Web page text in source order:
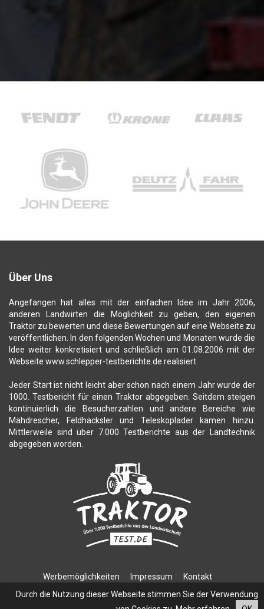
Über Uns
Angefangen hat alles mit der einfachen Idee im Jahr 2006,
anderen Landwirten die Möglichkeit zu geben, den eigenen
Traktor zu bewerten und diese Bewertungen auf eine Webseite zu
veröffentlichen. In den folgenden Wochen und Monaten wurde die
Idee weiter konkretisiert und schließlich am 01.08.2006 mit der
Webseite www.schlepper-testberichte.de realisiert.
Jeder Start ist nicht leicht aber schon nach einem Jahr wurde der
1000. Testbericht für einen Traktor abgegeben. Seitdem steigen
kontinuierlich die Besucherzahlen und andere Bereiche wie
Mähdrescher, Feldhäcksler und Teleskoplader kamen hinzu.
Mittlerweile sind über 7.000 Testberichte aus der Landtechnik
abgegeben worden.
Werbemöglichkeiten Impressum
Kontakt
Durch die Nutzung dieser Webseite stimmen Sie der Verwendung